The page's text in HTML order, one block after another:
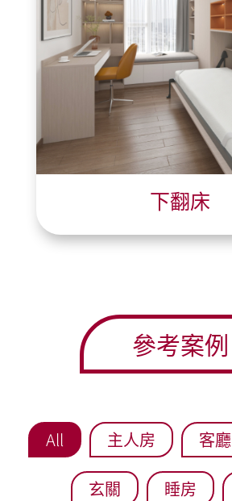
下翻床
參考案例
All 主人房 客廳
玄關 睡房